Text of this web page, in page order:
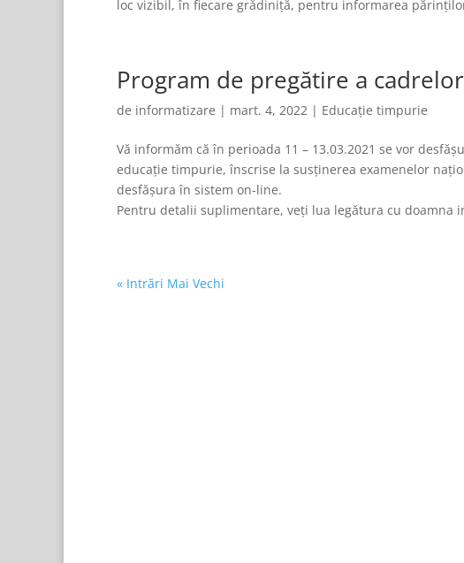
loc vizibil, în fiecare grădiniță, pentru informarea
Program de pregătire a
de informatizare | mart. 4, 2022 | Educație timpurie
Vă informăm că în perioada 11 – 13.03.2021 se vor
educație timpurie, înscrise la susținerea examenelor
desfășura în sistem on-line.
Pentru detalii suplimentare, veți lua legătura cu doamna
« Intrări Mai Vechi